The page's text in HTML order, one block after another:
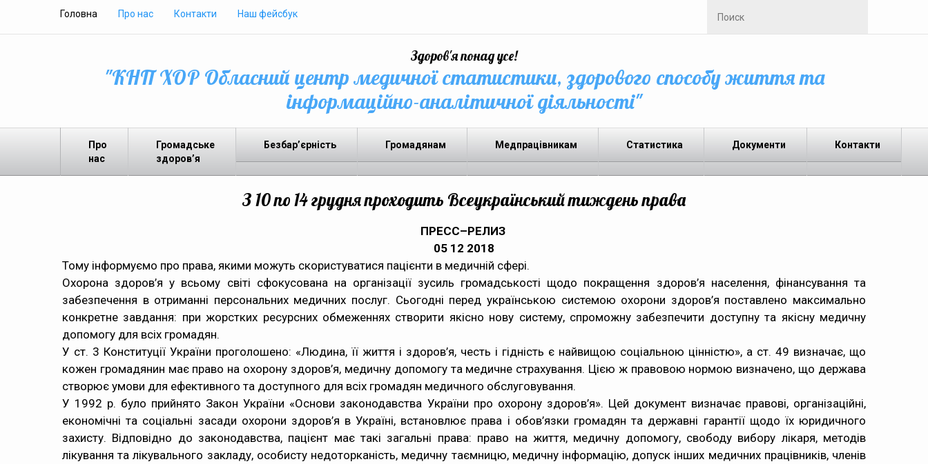
Головна Про нас Контакти Наш фейсбук
Здоров'я понад усе!
"КНП ХОР Обласний центр медичної статистики, здорового способу життя та
інформаційно-аналітичної діяльності"
Про
нас
Громадське
здоров’я
Безбар’єрність Громадянам Медпрацівникам Статистика Документи Контакти
З 10 по 14 грудня проходить Всеукраїнський тиждень права
ПРЕСС–РЕЛИЗ
05 12 2018
Тому інформуємо про права, якими можуть скористуватися пацієнти в медичній сфері.
Охорона здоров’я у всьому світі сфокусована на організації зусиль громадськості щодо покращення здоров’я населення, фінансування та
забезпечення в отриманні персональних медичних послуг. Сьогодні перед українською системою охорони здоров’я поставлено максимально
конкретне завдання: при жорстких ресурсних обмеженнях створити якісно нову систему, спроможну забезпечити доступну та якісну медичну
допомогу для всіх громадян.
У ст. 3 Конституції України проголошено: «Людина, її життя і здоров’я, честь і гідність є найвищою соціальною цінністю», а ст. 49 визначає, що
кожен громадянин має право на охорону здоров’я, медичну допомогу та медичне страхування. Цією ж правовою нормою визначено, що держава
створює умови для ефективного та доступного для всіх громадян медичного обслуговування.
У 1992 р. було прийнято Закон України «Основи законодавства України про охорону здоров’я». Цей документ визначає правові, організаційні,
економічні та соціальні засади охорони здоров’я в Україні, встановлює права і обов’язки громадян та державні гарантії щодо їх юридичного
захисту. Відповідно до законодавства, пацієнт має такі загальні права: право на життя, медичну допомогу, свободу вибору лікаря, методів
лікування та лікувального закладу, особисту недоторканість, медичну таємницю, медичну інформацію, допуск інших медичних працівників, членів